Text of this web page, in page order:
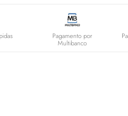
Pagamento por
Multibanco